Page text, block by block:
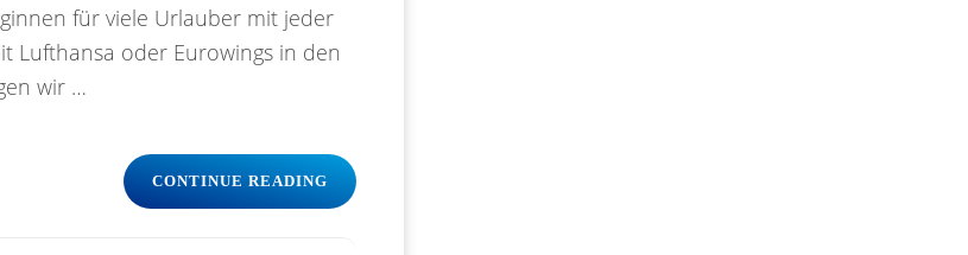
für viele Urlauber mit jeder
Lufthansa oder Eurowings in den
wir …
CONTINUE READING „WAS
URLAUBER